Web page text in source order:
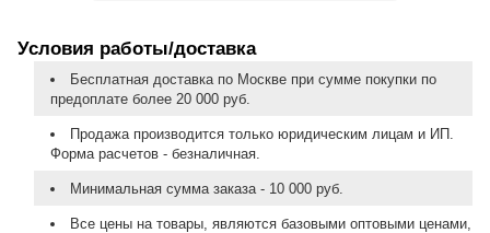
Условия работы/доставка
Бесплатная доставка по Москве при сумме покупки по
предоплате более 20 000 руб.
Продажа производится только юридическим лицам и ИП.
Форма расчетов - безналичная.
Минимальная сумма заказа - 10 000 руб.
Все цены на товары, являются базовыми оптовыми ценами,